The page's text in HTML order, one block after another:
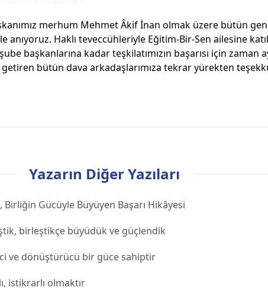
merhum Mehmet Âkif İnan olmak üzere bütün
anıyoruz. Haklı teveccühleriyle Eğitim-Bir-Sen ailesine
başkanlarına kadar teşkilatımızın başarısı için zaman
bütün dava arkadaşlarımıza tekrar yürekten
Yazarın Diğer Yazıları
Gücüyle Büyüyen Başarı Hikâyesi
birleştikçe büyüdük ve güçlendik
ve dönüştürücü bir güce sahiptir
istikrarlı olmaktır